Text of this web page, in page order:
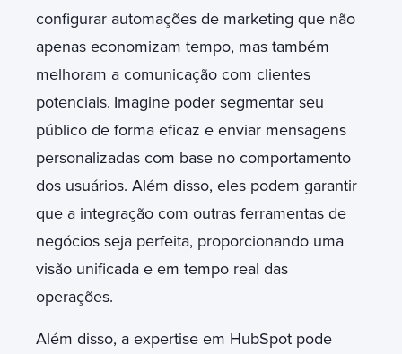
configurar automações de marketing que não
apenas economizam tempo, mas também
melhoram a comunicação com clientes
potenciais. Imagine poder segmentar seu
público de forma eficaz e enviar mensagens
personalizadas com base no comportamento
dos usuários. Além disso, eles podem garantir
que a integração com outras ferramentas de
negócios seja perfeita, proporcionando uma
visão unificada e em tempo real das
operações.
Além disso, a expertise em HubSpot pode